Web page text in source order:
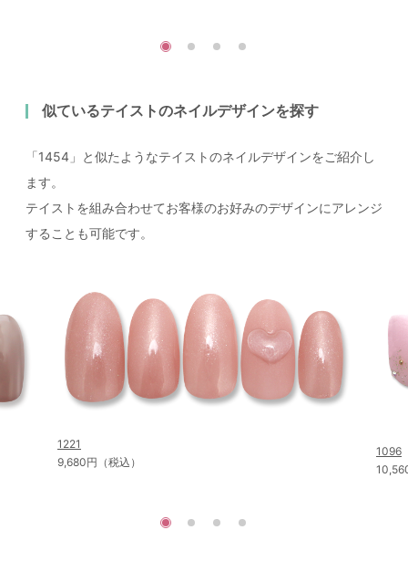
似ているテイストのネイルデザインを探す
「1454」と似たようなテイストのネイルデザインをご紹介し
ます。
テイストを組み合わせてお客様のお好みのデザインにアレンジ
することも可能です。
1221
9,680円（税込）
1096